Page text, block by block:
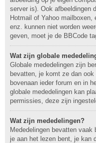
server is). Ook afbeeldingen
Hotmail of Yahoo mailboxen,
enz. kunnen niet worden
geven, moet je de BBCode
Wat zijn globale
Globale mededelingen zijn
bevatten, je komt ze dan
bovenaan ieder forum en in
globale mededelingen kan
permissies, deze zijn
Wat zijn mededelingen?
Mededelingen bevatten
je aan het lezen bent, je kan